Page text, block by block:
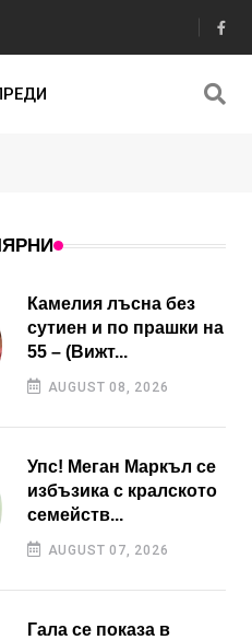
Камелия лъсна без
сутиен и по прашки на
55 – (Вижт...
AUGUST 08, 2026
Упс! Меган Маркъл се
избъзика с кралското
семейств...
AUGUST 07, 2026
Гала се показа в